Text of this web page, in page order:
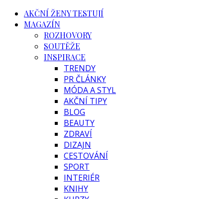
AKČNÍ ŽENY TESTUJÍ
MAGAZÍN
ROZHOVORY
SOUTĚŽE
INSPIRACE
TRENDY
PR ČLÁNKY
MÓDA A STYL
AKČNÍ TIPY
BLOG
BEAUTY
ZDRAVÍ
DIZAJN
CESTOVÁNÍ
SPORT
INTERIÉR
KNIHY